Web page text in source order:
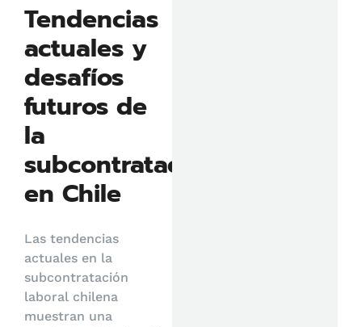
Tendencias
actuales y
desafíos
futuros de
la
subcontratación
en Chile
Las tendencias
actuales en la
subcontratación
laboral chilena
muestran una